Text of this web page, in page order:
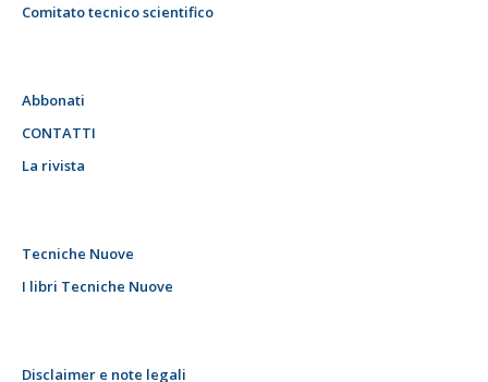
Comitato tecnico scientifico
Abbonati
CONTATTI
La rivista
Tecniche Nuove
I libri Tecniche Nuove
Disclaimer e note legali